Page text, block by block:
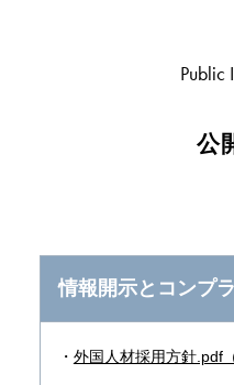
Public
公
情報開示とコンプ
外国人材採用方針.pdf